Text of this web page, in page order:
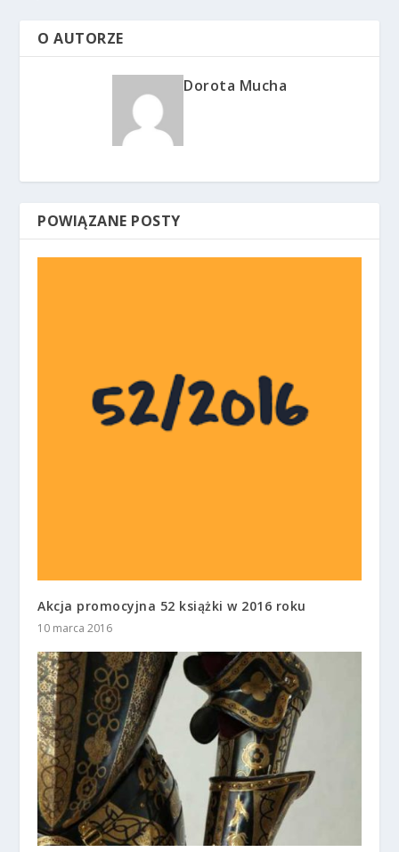
O AUTORZE
Dorota Mucha
POWIĄZANE POSTY
Akcja promocyjna 52 książki w 2016 roku
10 marca 2016